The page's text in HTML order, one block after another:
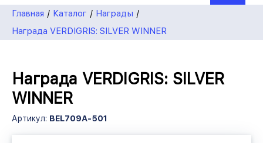
8 922750-45-70
7504570@mail.ru
Главная Каталог
Награды
Награда VERDIGRIS: SILVER WINNER
Награда VERDIGRIS: SILVER
WINNER
Артикул: BEL709A-501